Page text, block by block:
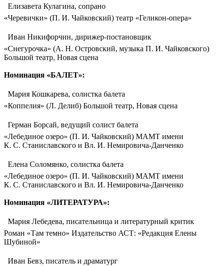
 Елизавета Кулагина, сопрано
«Черевички» (П. И. Чайковский) театр «Геликон-опера»
 Иван Никифорчин, дирижер-постановщик
«Снегурочка» (А. Н. Островский, музыка П. И. Чайковского)
Большой театр, Новая сцена
Номинация «БАЛЕТ»:
 Мария Кошкарева, солистка балета
«Коппелия» (Л. Делиб) Большой театр, Новая сцена
 Герман Борсай, ведущий солист балета
«Лебединое озеро» (П. И. Чайковский) МАМТ имени
К. С. Станиславского и Вл. И. Немировича-Данченко
 Елена Соломянко, солистка балета
«Лебединое озеро» (П. И. Чайковский) МАМТ имени
К. С. Станиславского и Вл. И. Немировича-Данченко
Номинация «ЛИТЕРАТУРА»:
 Мария Лебедева, писательница и литературный критик
Роман «Там темно» Издательство АСТ: «Редакция Елены
Шубиной»
 Иван Бевз, писатель и драматург